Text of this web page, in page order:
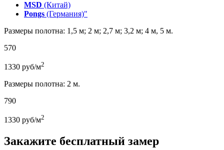
MSD (Китай)
Pongs (Германия)"
Размеры полотна: 1,5 м; 2 м; 2,7 м; 3,2 м; 4 м, 5 м.
570
1330 руб/м2
Размеры полотна: 2 м.
790
1330 руб/м2
Закажите бесплатный замер